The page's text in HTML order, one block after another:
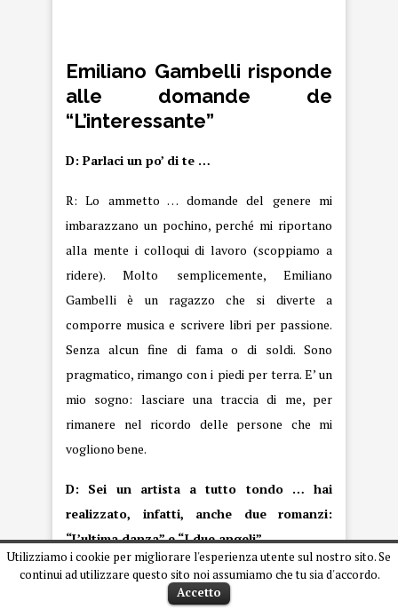
Emiliano Gambelli risponde
alle domande de
“L’interessante”
D: Parlaci un po’ di te …
R: Lo ammetto … domande del genere mi
imbarazzano un pochino, perché mi riportano
alla mente i colloqui di lavoro (scoppiamo a
ridere). Molto semplicemente, Emiliano
Gambelli è un ragazzo che si diverte a
comporre musica e scrivere libri per passione.
Senza alcun fine di fama o di soldi. Sono
pragmatico, rimango con i piedi per terra. E’ un
mio sogno: lasciare una traccia di me, per
rimanere nel ricordo delle persone che mi
vogliono bene.
D: Sei un artista a tutto tondo … hai
realizzato, infatti, anche due romanzi:
“L’ultima danza” e “I due angeli” …
R: Sì a tutto tondo … magro come un chiodo, ma
a tutto tondo (ridacchia). Artista, non lo so
Utilizziamo i cookie per migliorare l'esperienza utente sul nostro sito. Se
continui ad utilizzare questo sito noi assumiamo che tu sia d'accordo.
Accetto